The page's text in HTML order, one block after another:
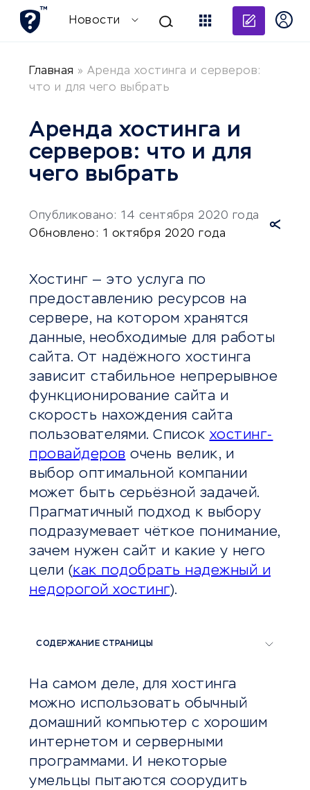
Новости
Главная » Аренда хостинга и серверов:
что и для чего выбрать
Аренда хостинга и
серверов: что и для
чего выбрать
Опубликовано: 14 сентября 2020 года
Обновлено: 1 октября 2020 года
Хостинг — это услуга по
предоставлению ресурсов на
сервере, на котором хранятся
данные, необходимые для работы
сайта. От надёжного хостинга
зависит стабильное непрерывное
функционирование сайта и
скорость нахождения сайта
пользователями. Список хостинг-
провайдеров очень велик, и
выбор оптимальной компании
может быть серьёзной задачей.
Прагматичный подход к выбору
подразумевает чёткое понимание,
зачем нужен сайт и какие у него
цели (как подобрать надежный и
недорогой хостинг).
СОДЕРЖАНИЕ СТРАНИЦЫ
На самом деле, для хостинга
можно использовать обычный
домашний компьютер с хорошим
интернетом и серверными
программами. И некоторые
умельцы пытаются соорудить